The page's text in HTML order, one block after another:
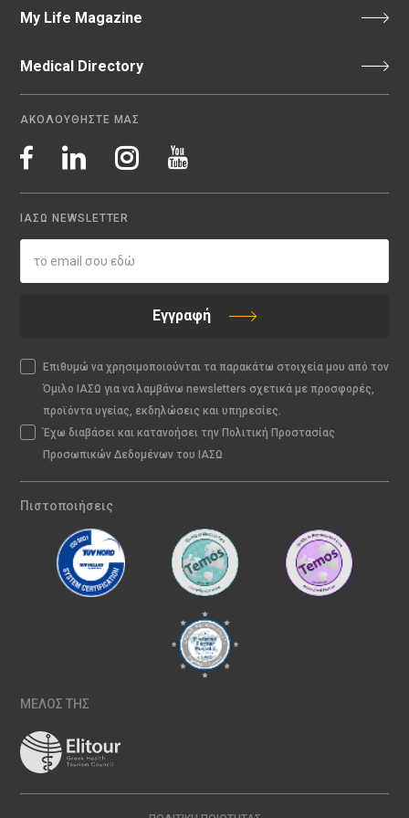
My Life Magazine
Medical Directory
ΑΚΟΛΟΥΘΗΣΤΕ ΜΑΣ
ΙΑΣΩ NEWSLETTER
Εγγραφή
Επιθυμώ να χρησιμοποιούνται τα παρακάτω στοιχεία μου από τον
Όμιλο ΙΑΣΩ για να λαμβάνω newsletters σχετικά με προσφορές,
προϊόντα υγείας, εκδηλώσεις και υπηρεσίες.
Έχω διαβάσει και κατανοήσει την Πολιτική Προστασίας
Προσωπικών Δεδομένων του ΙΑΣΩ
Πιστοποιήσεις
ΜΕΛΟΣ ΤΗΣ